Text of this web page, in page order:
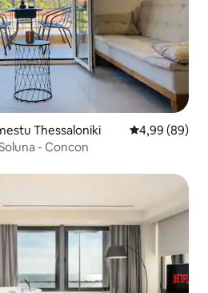
Thessaloniki Povprečna
4,99 (89)
- Concon